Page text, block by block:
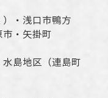
・ 浅口市鴨方
市 ・矢掛町
水島地区（連島町